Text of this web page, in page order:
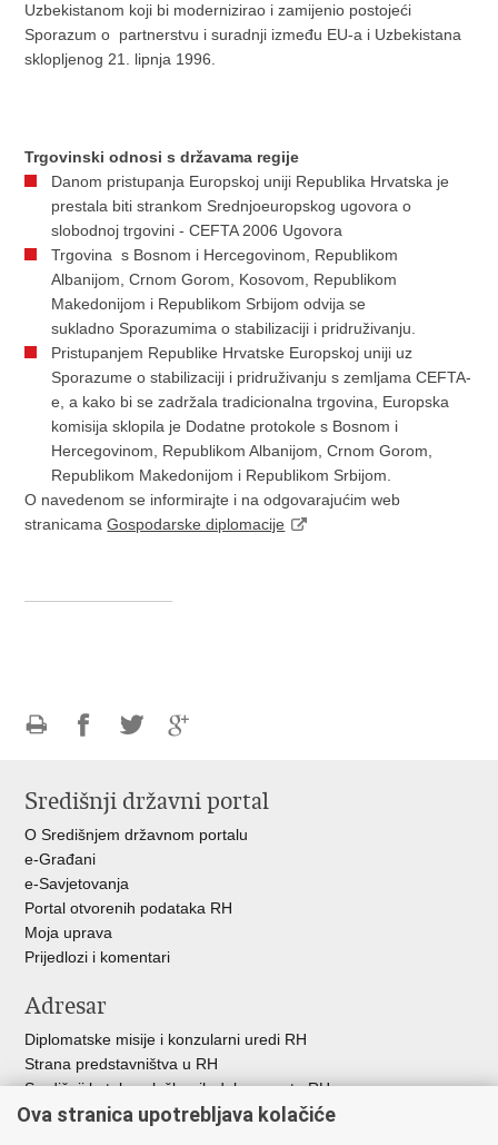
Uzbekistanom koji bi modernizirao i zamijenio postojeći
Sporazum o partnerstvu i suradnji između EU-a i Uzbekistana
sklopljenog 21. lipnja 1996.
Trgovinski odnosi s državama regije
Danom pristupanja Europskoj uniji Republika Hrvatska je
prestala biti strankom Srednjoeuropskog ugovora o
slobodnoj trgovini - CEFTA 2006 Ugovora
Trgovina s Bosnom i Hercegovinom, Republikom
Albanijom, Crnom Gorom, Kosovom, Republikom
Makedonijom i Republikom Srbijom odvija se
sukladno Sporazumima o stabilizaciji i pridruživanju.
Pristupanjem Republike Hrvatske Europskoj uniji uz
Sporazume o stabilizaciji i pridruživanju s zemljama CEFTA-
e, a kako bi se zadržala tradicionalna trgovina, Europska
komisija sklopila je Dodatne protokole s Bosnom i
Hercegovinom, Republikom Albanijom, Crnom Gorom,
Republikom Makedonijom i Republikom Srbijom.
O navedenom se informirajte i na odgovarajućim web
stranicamaGospodarske diplomacije
FacebookuTwitteruGoogle
Središnji državni portal
O Središnjem državnom portalu
e-Građani
e-Savjetovanja
Portal otvorenih podataka RH
Moja uprava
Prijedlozi i komentari
Adresar
Diplomatske misije i konzularni uredi RH
Strana predstavništva u RH
Središnji katalog službenih dokumenata RH
Adresar tijela javne vlasti
Ova stranica upotrebljava kolačiće